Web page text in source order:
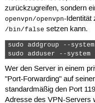
zurückzugreifen, sondern
openvpn/openvpn-Identität
/bin/false setzen kann.
sudo addgroup --
sudo adduser --
Wer den Server in einem
"Port-Forwarding" auf
standardmäßig den Port
Adresse des VPN-Servers